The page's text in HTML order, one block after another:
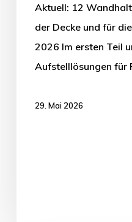
Aktuell: 12
der Decke und für
2026 Im ersten Teil
Aufstelllösungen für
29. Mai 2026